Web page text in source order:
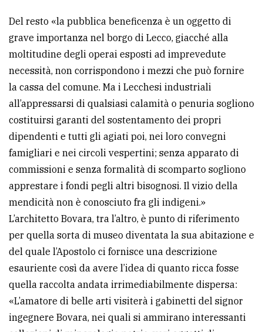
Del resto «la pubblica beneficenza è un oggetto di
grave importanza nel borgo di Lecco, giacché alla
moltitudine degli operai esposti ad imprevedute
necessità, non corrispondono i mezzi che può fornire
la cassa del comune. Ma i Lecchesi industriali
all’appressarsi di qualsiasi calamità o penuria sogliono
costituirsi garanti del sostentamento dei propri
dipendenti e tutti gli agiati poi, nei loro convegni
famigliari e nei circoli vespertini; senza apparato di
commissioni e senza formalità di scomparto sogliono
apprestare i fondi pegli altri bisognosi. Il vizio della
mendicità non è conosciuto fra gli indigeni.»
L’architetto Bovara, tra l’altro, è punto di riferimento
per quella sorta di museo diventata la sua abitazione e
del quale l’Apostolo ci fornisce una descrizione
esauriente così da avere l’idea di quanto ricca fosse
quella raccolta andata irrimediabilmente dispersa:
«L’amatore di belle arti visiterà i gabinetti del signor
ingegnere Bovara, nei quali si ammirano interessanti